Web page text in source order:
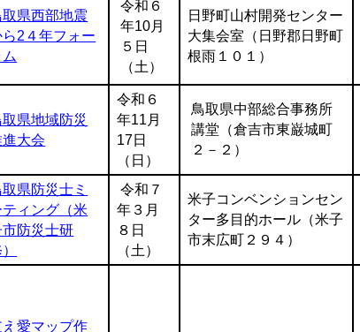
取県西部地震
ら2４年フォー
令和６
年10月
５日
（土）
日野町山村開発センター
大集会室（日野郡日野町
根雨１０１）
取県地域防災
進大会
令和６
年11月
17日
（日）
鳥取県中部総合事務所
講堂（倉吉市東巌城町
２－２）
県防災士ミ
ティング（米
市防災士研
令和７
年３月
８日
（土）
米子コンベンションセン
ター多目的ホール（米子
市末広町２９４）
え愛マップ作